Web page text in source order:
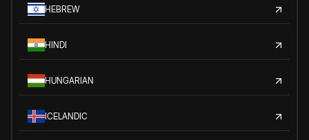
HEBREW
HINDI
HUNGARIAN
ICELANDIC